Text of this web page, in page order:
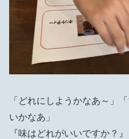
「どれにしようかなあ～」
いかなあ」
『味はどれがいいですか？』